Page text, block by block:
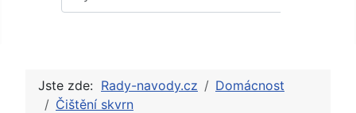
Jste zde: Rady-navody.cz
Domácnost
Čištění skvrn